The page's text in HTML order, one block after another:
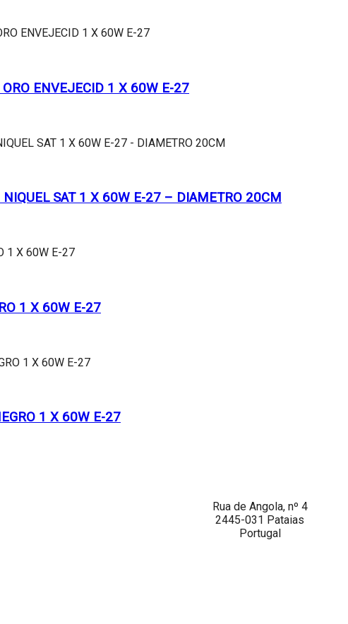
ORO ENVEJECID 1 X 60W E-27
NIQUEL SAT 1 X 60W E-27 – DIAMETRO 20CM
1 X 60W E-27
1 X 60W E-27
Rua de Angola, nº 4
2445-031 Pataias
Portugal